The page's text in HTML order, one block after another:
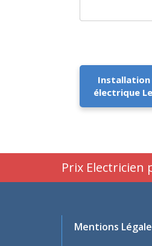
électrique
Prix Electricien
Mentions